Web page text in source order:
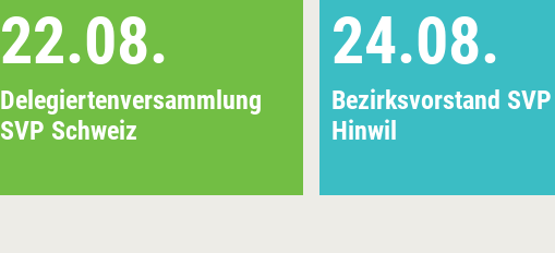
22.08.
Delegiertenversammlung
SVP Schweiz
24.08.
Bezirksvorstand
Hinwil